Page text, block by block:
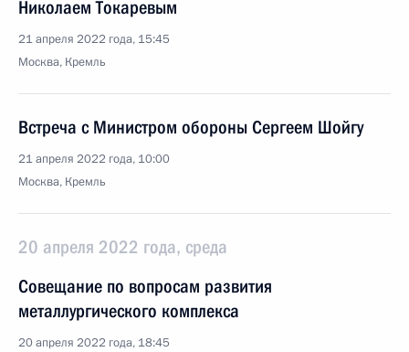
Николаем Токаревым
21 апреля 2022 года, 15:45
Москва, Кремль
Встреча с Министром обороны Сергеем Шойгу
21 апреля 2022 года, 10:00
Москва, Кремль
20 апреля 2022 года, среда
Совещание по вопросам развития
металлургического комплекса
20 апреля 2022 года, 18:45